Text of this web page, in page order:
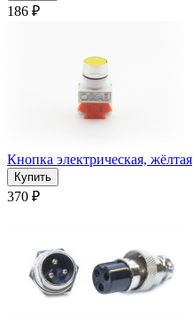
186 ₽
Кнопка электрическая, жёлтая
370 ₽